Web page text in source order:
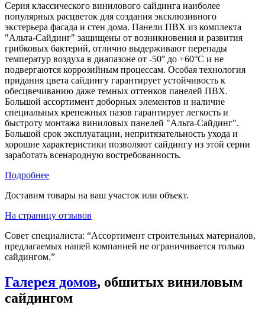
Серия классического винилового сайдинга наиболее
популярных расцветок для создания эксклюзивного
экстерьера фасада и стен дома. Панели ПВХ из комплекта
"Альта-Сайдинг" защищены от возникновения и развития
грибковых бактерий, отлично выдерживают перепады
температур воздуха в диапазоне от -50° до +60°С и не
подвергаются коррозийным процессам. Особая технология
придания цвета сайдингу гарантирует устойчивость к
обесцвечиванию даже темных оттенков панелей ПВХ.
Большой ассортимент доборных элементов и наличие
специальных крепежных пазов гарантирует легкость и
быстроту монтажа виниловых панелей "Альта-Сайдинг".
Большой срок эксплуатации, непритязательность ухода и
хорошие характеристики позволяют сайдингу из этой серии
заработать всенародную востребованность.
Подробнее
Доставим товары на ваш участок или объект.
На страницу отзывов
Совет специалиста: “Ассортимент строительных материалов,
предлагаемых нашей компанией не ограничивается только
сайдингом.”
Галерея домов, обшитых виниловым
сайдингом